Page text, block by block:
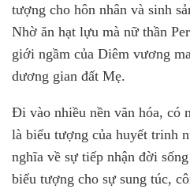
tượng cho hôn nhân và sinh
Nhờ ăn hạt lựu mà nữ thần
giới ngầm của Diêm vương
dương gian đất Mẹ.
Đi vào nhiều nền văn hóa, có
là biểu tượng của huyết trinh
nghĩa về sự tiếp nhận đời
biểu tượng cho sự sung túc,